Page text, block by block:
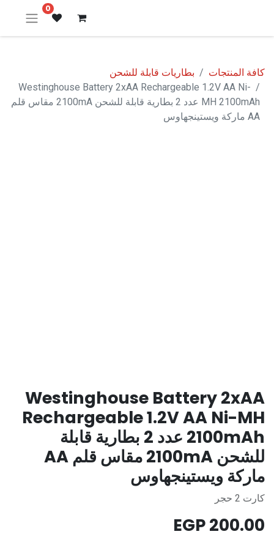
0
كافة المنتجات
بطاريات قابلة للشحن
Westinghouse Battery 2xAA Rechargeable 1.2V AA Ni-
MH 2100mAh عدد 2 بطارية قابلة للشحن 2100mA مقاس قلم
AA ماركة ويستينجهاوس
Westinghouse Battery 2xAA
Rechargeable 1.2V AA Ni-MH
2100mAh عدد 2 بطارية قابلة
للشحن 2100mA مقاس قلم AA
ماركة ويستينجهاوس
كارت 2 حجر
200.00